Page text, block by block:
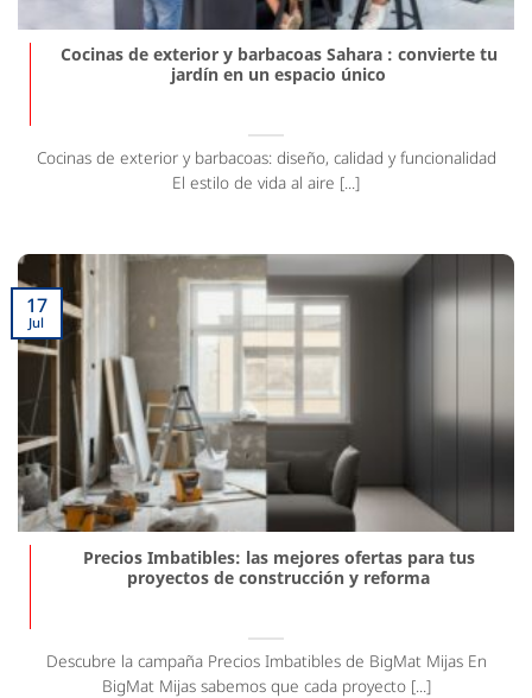
Cocinas de exterior y barbacoas Sahara : convierte tu
jardín en un espacio único
Cocinas de exterior y barbacoas: diseño, calidad y funcionalidad
El estilo de vida al aire [...]
Precios Imbatibles: las mejores ofertas para tus
proyectos de construcción y reforma
Descubre la campaña Precios Imbatibles de BigMat Mijas En
BigMat Mijas sabemos que cada proyecto [...]
17
Jul